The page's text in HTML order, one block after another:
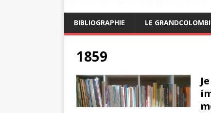
BIBLIOGRAPHIE LE
1859